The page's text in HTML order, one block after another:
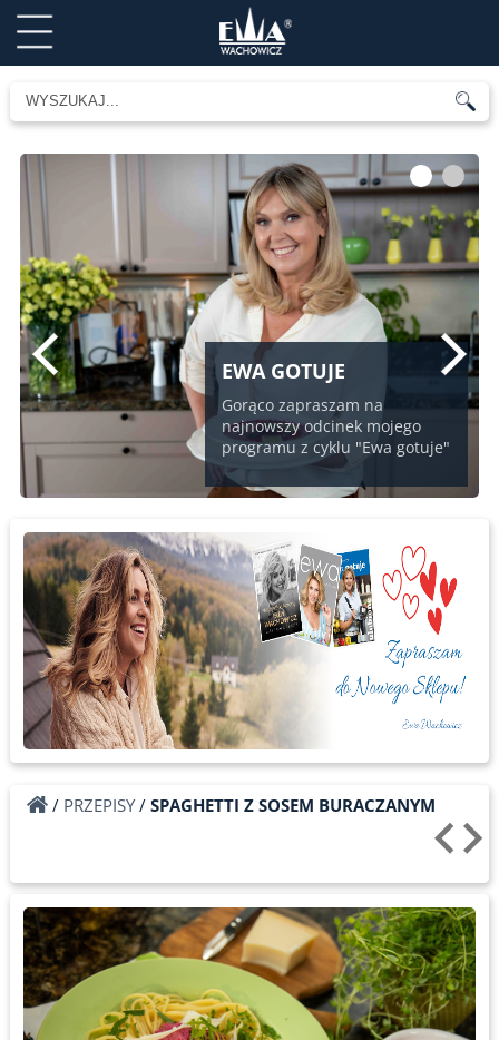
EWA GOTUJE
Gorąco zapraszam na
najnowszy odcinek mojego
programu z cyklu "Ewa gotuje"
1 2
/ PRZEPISY/ SPAGHETTI Z SOSEM BURACZANYM